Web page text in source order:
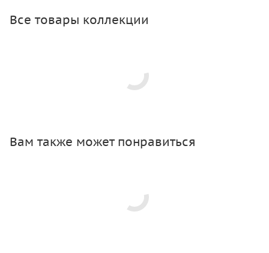
Все товары коллекции
Вам также может понравиться